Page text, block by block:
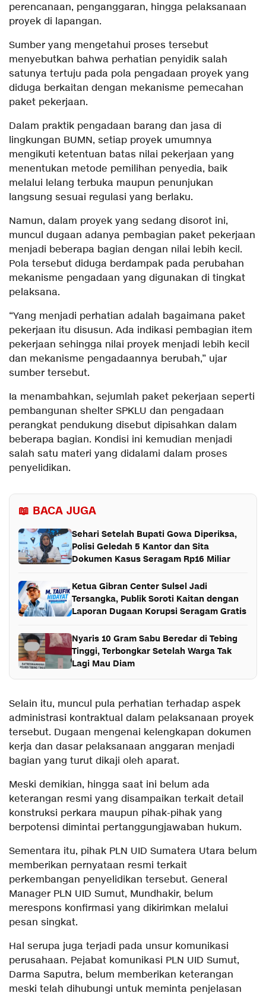
perencanaan, penganggaran, hingga pelaksanaan
proyek di lapangan.
Sumber yang mengetahui proses tersebut
menyebutkan bahwa perhatian penyidik salah
satunya tertuju pada pola pengadaan proyek yang
diduga berkaitan dengan mekanisme pemecahan
paket pekerjaan.
Dalam praktik pengadaan barang dan jasa di
lingkungan BUMN, setiap proyek umumnya
mengikuti ketentuan batas nilai pekerjaan yang
menentukan metode pemilihan penyedia, baik
melalui lelang terbuka maupun penunjukan
langsung sesuai regulasi yang berlaku.
Namun, dalam proyek yang sedang disorot ini,
muncul dugaan adanya pembagian paket pekerjaan
menjadi beberapa bagian dengan nilai lebih kecil.
Pola tersebut diduga berdampak pada perubahan
mekanisme pengadaan yang digunakan di tingkat
pelaksana.
“Yang menjadi perhatian adalah bagaimana paket
pekerjaan itu disusun. Ada indikasi pembagian item
pekerjaan sehingga nilai proyek menjadi lebih kecil
dan mekanisme pengadaannya berubah,” ujar
sumber tersebut.
Ia menambahkan, sejumlah paket pekerjaan seperti
pembangunan shelter SPKLU dan pengadaan
perangkat pendukung disebut dipisahkan dalam
beberapa bagian. Kondisi ini kemudian menjadi
salah satu materi yang didalami dalam proses
penyelidikan.
📖 BACA JUGA
Sehari Setelah Bupati Gowa Diperiksa,
Polisi Geledah 5 Kantor dan Sita
Dokumen Kasus Seragam Rp16 Miliar
Ketua Gibran Center Sulsel Jadi
Tersangka, Publik Soroti Kaitan dengan
Laporan Dugaan Korupsi Seragam Gratis
Nyaris 10 Gram Sabu Beredar di Tebing
Tinggi, Terbongkar Setelah Warga Tak
Lagi Mau Diam
Selain itu, muncul pula perhatian terhadap aspek
administrasi kontraktual dalam pelaksanaan proyek
tersebut. Dugaan mengenai kelengkapan dokumen
kerja dan dasar pelaksanaan anggaran menjadi
bagian yang turut dikaji oleh aparat.
Meski demikian, hingga saat ini belum ada
keterangan resmi yang disampaikan terkait detail
konstruksi perkara maupun pihak-pihak yang
berpotensi dimintai pertanggungjawaban hukum.
Sementara itu, pihak PLN UID Sumatera Utara belum
memberikan pernyataan resmi terkait
perkembangan penyelidikan tersebut. General
Manager PLN UID Sumut, Mundhakir, belum
merespons konfirmasi yang dikirimkan melalui
pesan singkat.
Hal serupa juga terjadi pada unsur komunikasi
perusahaan. Pejabat komunikasi PLN UID Sumut,
Darma Saputra, belum memberikan keterangan
meski telah dihubungi untuk meminta penjelasan